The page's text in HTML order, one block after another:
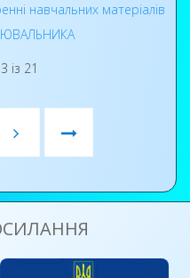
вшанували пам’ять
хвилиною
журавлики
навчальних матеріалів
із 21